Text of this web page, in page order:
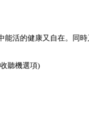
活的健康又自在。同
聽機選項)